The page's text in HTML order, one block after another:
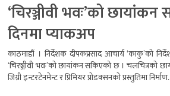
‘चिरञ्जीवी भवः’को
दिनमा प्याकअप
काठमाडौं । निर्देशक दीपकप्रसाद आचार्य ‘काकु’को
‘चिरञ्जीवी भवः’को छायांकन सकिएको छ । चलचित्रको
जिग्री इन्टरटेनमेन्ट र प्रिमियर प्रोडक्सनको प्रस्तुतिमा